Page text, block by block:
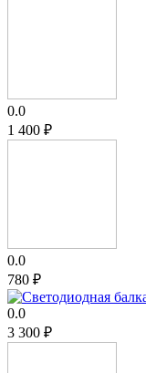
0.0
1 400 ₽
0.0
‍780‍ ₽
0.0
3 300 ₽